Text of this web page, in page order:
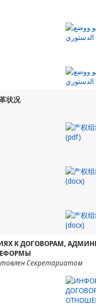
状况
К ДОГОВОРАМ,
Секретариатом